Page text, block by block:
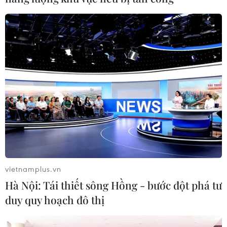
hiếm khi mắc bệnh. Tìm hiểu bí
mật của chúng có thể mang tới
ích lợi cho con người.
(Vietnam+)
vietnamplus.vn
Hà Nội: Tái thiết sông Hồng - bước đột phá tư
duy quy hoạch đô thị